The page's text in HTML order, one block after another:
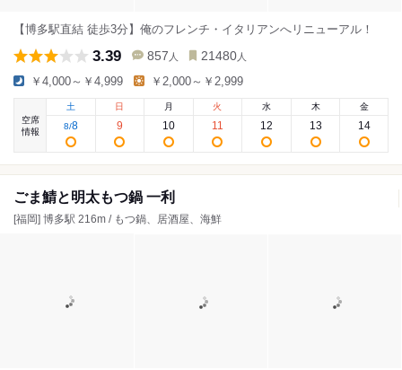
【博多駅直結 徒歩3分】俺のフレンチ・イタリアンへリニューアル！
3.39 857 人 21480 人
￥4,000～￥4,999 ￥2,000～￥2,999
空席
情報
土
8/8
日
9
月
10
火
11
水
12
木
13
金
14
ごま鯖と明太もつ鍋 一利
[福岡] 博多駅 216m / もつ鍋、居酒屋、海鮮